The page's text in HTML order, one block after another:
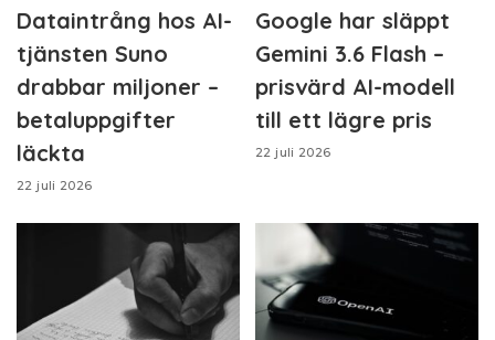
Dataintrång hos AI-
tjänsten Suno
drabbar miljoner –
betaluppgifter
läckta
22 juli 2026
Google har släppt
Gemini 3.6 Flash –
prisvärd AI-modell
till ett lägre pris
22 juli 2026